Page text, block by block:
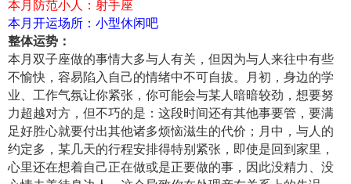
本月防范小人：射手座
本月开运场所：小型休闲吧
整体运势：
本月双子座做的事情大多与人有关，但因为与人来往中有些
不愉快，容易陷入自己的情绪中不可自拔。月初，身边的学
业、工作气氛让你紧张，你可能会与某人暗暗较劲，想要努
力超越对方，但不巧的是：这段时间还有其他事要管，要满
足好胜心就要付出其他诸多烦恼滋生的代价；月中，与人的
约定多，某几天的行程安排得特别紧张，即使是回到家里，
心里还在想着自己正在做或是正要做的事，因此没精力、没